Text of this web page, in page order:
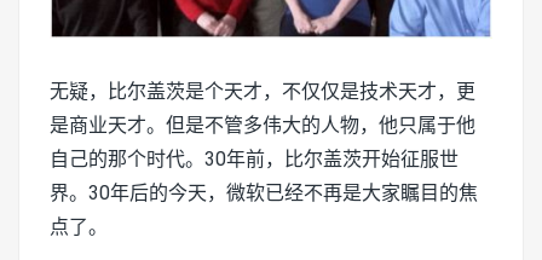
无疑，比尔盖茨是个天才，不仅仅是技术天才，更
是商业天才。但是不管多伟大的人物，他只属于他
自己的那个时代。30年前，比尔盖茨开始征服世
界。30年后的今天，微软已经不再是大家瞩目的焦
点了。